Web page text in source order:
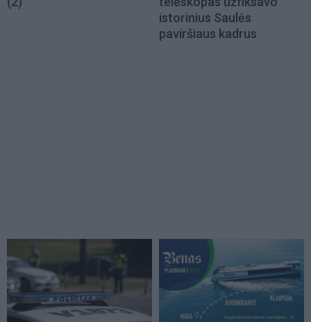
istorinius Saulės
paviršiaus kadrus